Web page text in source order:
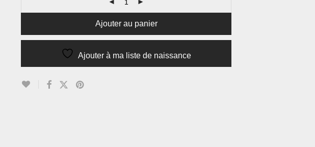
Ajouter au panier
Ajouter à ma liste de naissance